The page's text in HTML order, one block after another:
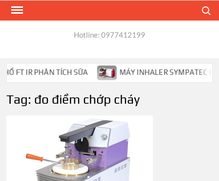
Skip
Hotline: 0977412199
FT IR PHÂN TÍCH SỮA MÁY INHALER SYMPATEC
Tag: đo điểm chớp cháy